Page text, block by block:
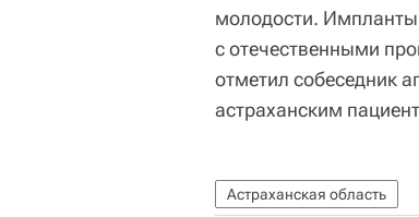
молодости.
с отечественными
отметил собеседник
астраханским
Астраханская область